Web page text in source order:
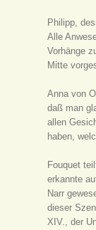
Philipp,
Alle
Vorhänge
Mitte
Anna von
daß man
allen
haben,
Fouquet
erkannte
Narr
dieser
XIV., der